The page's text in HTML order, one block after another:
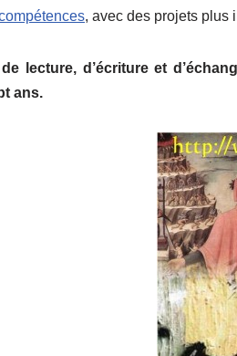
, avec des projets plus
lecture, d’écriture et
ans.